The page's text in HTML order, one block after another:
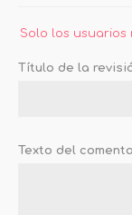
Solo los
Título de la
Texto del